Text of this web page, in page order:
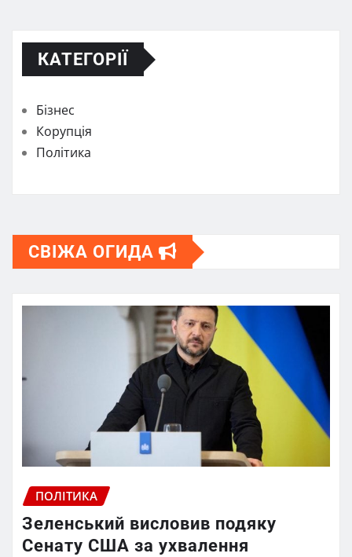
КАТЕГОРІЇ
Бізнес
Корупція
Політика
СВІЖА ОГИДА
ПОЛІТИКА
Зеленський висловив подяку
Сенату США за ухвалення